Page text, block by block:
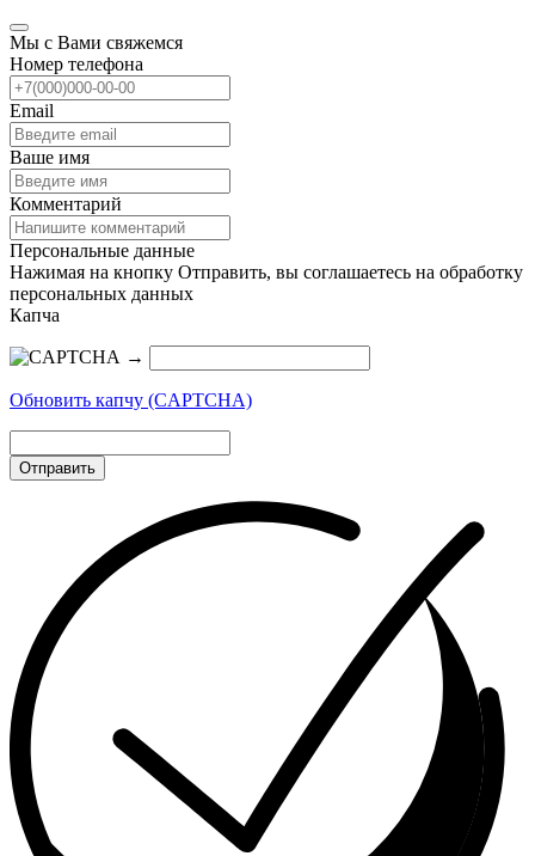
Мы с Вами свяжемся
Номер телефона
Email
Ваше имя
Комментарий
Персональные данные
Нажимая на кнопку Отправить, вы соглашаетесь на обработку
персональных данных
Капча
→
Обновить капчу (CAPTCHA)
Отправить